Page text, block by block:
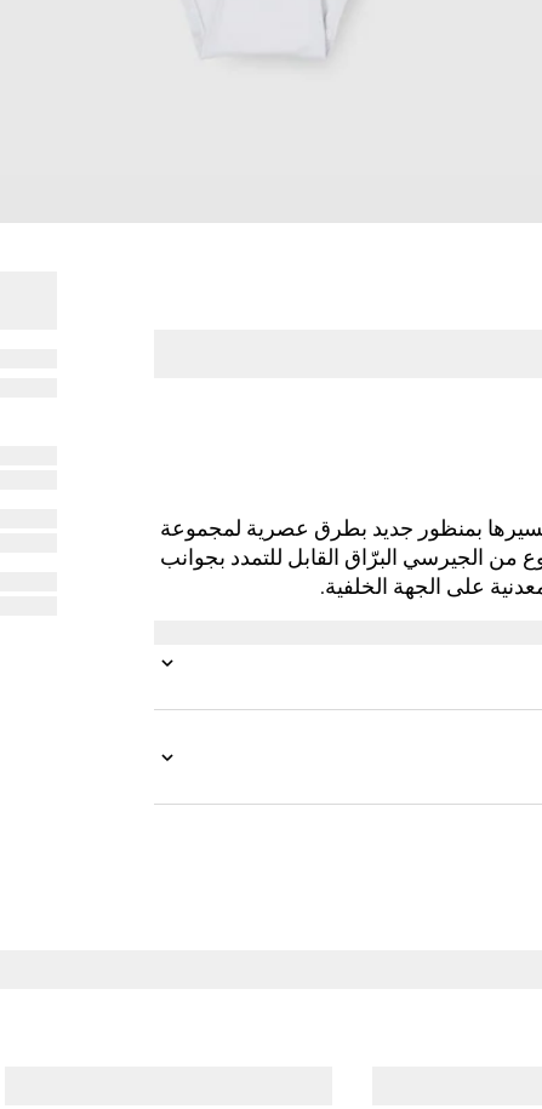
بمنظور جديد بطرق عصرية لمجموعة
المصنوع من الجيرسي البرّاق القابل للتمدد بجوانب